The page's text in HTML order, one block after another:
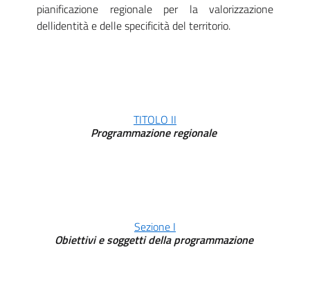
pianificazione regionale per la valorizzazione
dellidentità e delle specificità del territorio.
TITOLO II
Programmazione regionale
Sezione I
Obiettivi e soggetti della programmazione